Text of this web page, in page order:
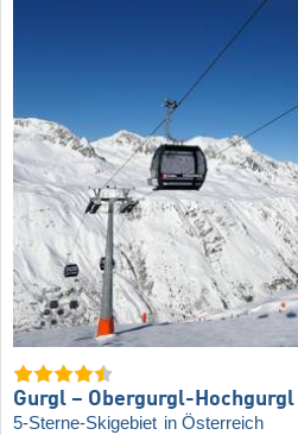
Gurgl – Obergurgl-Hochgurgl
5-Sterne-Skigebiet in Österreich